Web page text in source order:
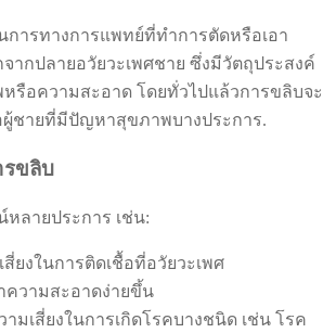
ารทางการแพทย์ที่ทำการตัดหรือเอา
ากปลายอวัยวะเพศชาย ซึ่งมีวัตถุประสงค์
รือความสะอาด โดยทั่วไปแล้วการขลิบจะ
ผู้ชายที่มีปัญหาสุขภาพบางประการ.
รขลิบ
ลายประการ เช่น:
ยงในการติดเชื้อที่อวัยวะเพศ
ความสะอาดง่ายขึ้น
มเสี่ยงในการเกิดโรคบางชนิด เช่น โรค